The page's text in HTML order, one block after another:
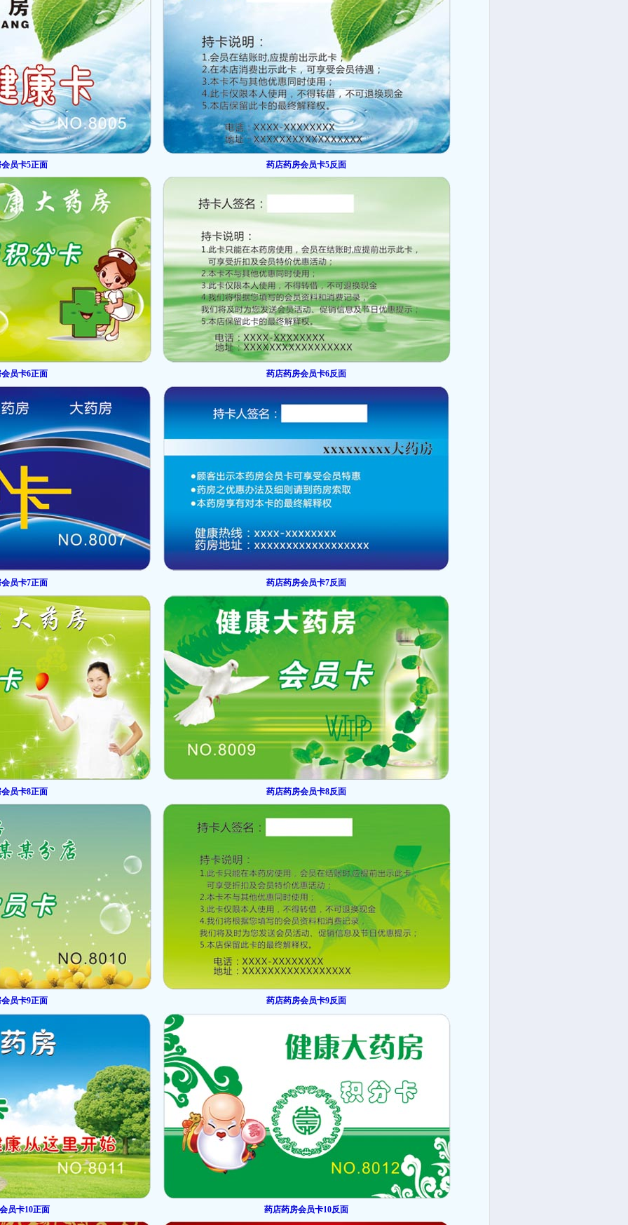
员卡5正面 药店药房会员卡5反面
员卡6正面 药店药房会员卡6反面
员卡7正面 药店药房会员卡7反面
员卡8正面 药店药房会员卡8反面
员卡9正面 药店药房会员卡9反面
员卡10正面 药店药房会员卡10反面